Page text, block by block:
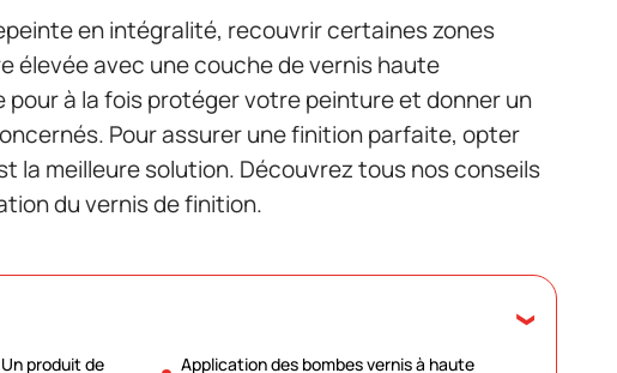
en intégralité, recouvrir certaines zones
élevée avec une couche de vernis haute
à la fois protéger votre peinture et donner un
Pour assurer une finition parfaite, opter
la meilleure solution. Découvrez tous nos conseils
du vernis de finition.
produit de
Application des bombes vernis à haute